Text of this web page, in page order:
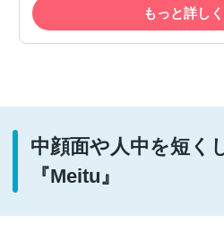
もっと詳し
中顔面や人中を短く
『Meitu』